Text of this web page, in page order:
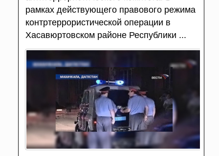
рамках действующего правового режима
контртеррористической операции в
Хасавюртовском районе Республики ...